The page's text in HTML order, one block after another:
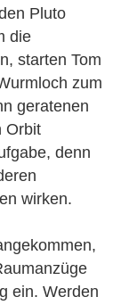
Pluto
die
starten Tom
zum
geratenen
Orbit
denn
wirken.
ein. Werden